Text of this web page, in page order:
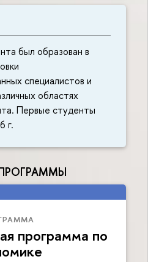
был образован в
специалистов и
областях
Первые студенты
г.
программа по